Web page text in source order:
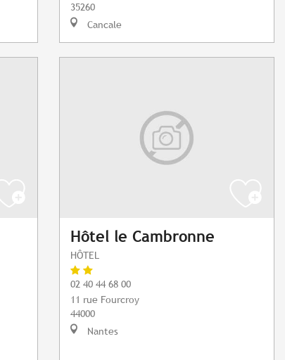
35260
Cancale
Hôtel le Cambronne
HÔTEL
02 40 44 68 00
11 rue Fourcroy
44000
Nantes